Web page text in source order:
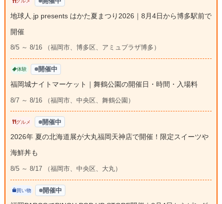
地球人.jp presents はかた夏まつり2026｜8月4日から博多駅前で
開催
8/5 ～ 8/16 （福岡市、博多区、アミュプラザ博多）
体験 開催中
福岡城ナイトマーケット｜舞鶴公園の開催日・時間・入場料
8/7 ～ 8/16 （福岡市、中央区、舞鶴公園）
グルメ 開催中
2026年 夏の北海道展が大丸福岡天神店で開催！限定スイーツや
海鮮丼も
8/5 ～ 8/17 （福岡市、中央区、大丸）
買い物 開催中